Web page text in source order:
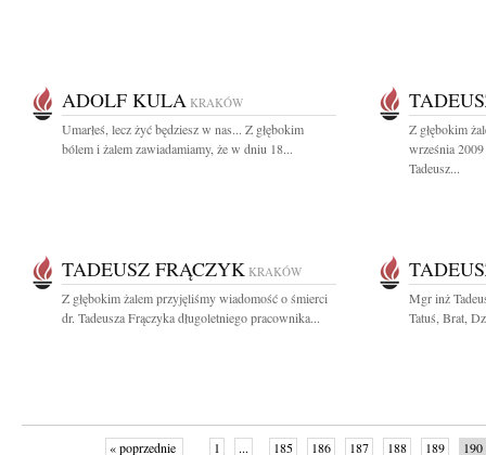
ADOLF KULA KRAKÓW
Umarłeś, lecz żyć będziesz w nas... Z głębokim
bólem i żalem zawiadamiamy, że w dniu 18...
Z głębokim
września
Tadeusz...
TADEUSZ FRĄCZYK KRAKÓW
Z głębokim żalem przyjęliśmy wiadomość o śmierci
dr. Tadeusza Frączyka długoletniego pracownika...
Mgr inż
Tatuś, Brat,
« poprzednie 1 ... 185 186 187 188 189 190